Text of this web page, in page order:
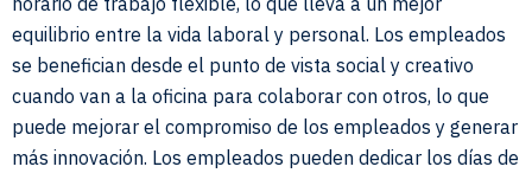
equilibrio entre la vida laboral y personal. Los empleados
se benefician desde el punto de vista social y creativo
cuando van a la oficina para colaborar con otros, lo que
puede mejorar el compromiso de los empleados y generar
más innovación. Los empleados pueden dedicar los días de